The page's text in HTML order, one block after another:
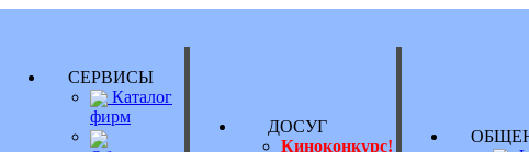
СЕРВИСЫ
Каталог
фирм
ДОСУГ
Киноконкурс!